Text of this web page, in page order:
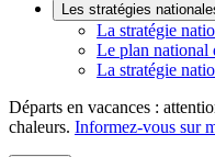
Les stratégies
La stratégie
Le plan national
La stratégie
Départs en vacances :
chaleurs. Informez-vous sur